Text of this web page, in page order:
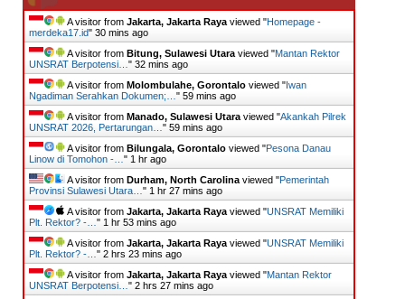
A visitor from Jakarta, Jakarta Raya viewed "Homepage -
merdeka17.id" 30 mins ago
A visitor from Bitung, Sulawesi Utara viewed "Mantan Rektor
UNSRAT Berpotensi… " 32 mins ago
A visitor from Molombulahe, Gorontalo viewed "Iwan
Ngadiman Serahkan Dokumen;… " 59 mins ago
A visitor from Manado, Sulawesi Utara viewed "Akankah Pilrek
UNSRAT 2026, Pertarungan… " 59 mins ago
A visitor from Bilungala, Gorontalo viewed "Pesona Danau
Linow di Tomohon -… " 1 hr ago
A visitor from Durham, North Carolina viewed "Pemerintah
Provinsi Sulawesi Utara… " 1 hr 27 mins ago
A visitor from Jakarta, Jakarta Raya viewed "UNSRAT Memiliki
Plt. Rektor? -… " 1 hr 53 mins ago
A visitor from Jakarta, Jakarta Raya viewed "UNSRAT Memiliki
Plt. Rektor? -… " 2 hrs 23 mins ago
A visitor from Jakarta, Jakarta Raya viewed "Mantan Rektor
UNSRAT Berpotensi… " 2 hrs 27 mins ago